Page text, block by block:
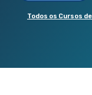
Todos os Cursos